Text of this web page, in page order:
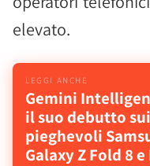
elevato.
Gemini
il suo debutto sui
pieghevoli
Galaxy Z Fold 8